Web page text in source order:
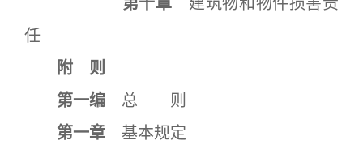
任
附 则
第一编 总 则
第一章 基本规定